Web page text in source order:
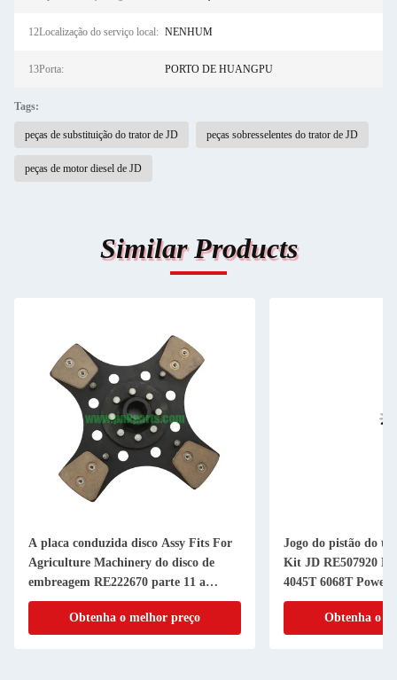
12Localização do serviço local: NENHUM
13Porta: PORTO DE HUANGPU
Tags:
peças de substituição do trator de JD peças sobresselentes do trator de JD
peças de motor diesel de JD
Similar Products
A placa conduzida disco Assy Fits For
Agriculture Machinery do disco de
embreagem RE222670 parte 11 a
RANHURA da polegada 20
Obtenha o melhor preço
Jogo do pistão do
Kit JD RE507920
4045T 6068T
cilindro do pistão
Obtenha o